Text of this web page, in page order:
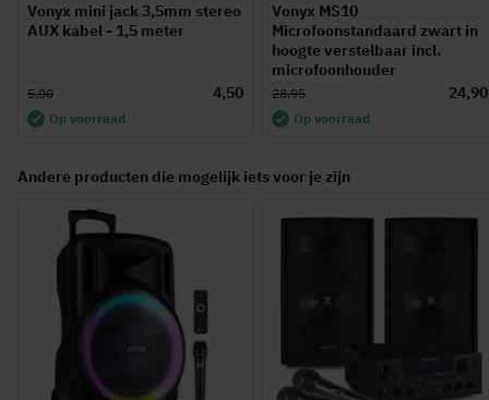
Vonyx mini jack 3,5mm stereo
AUX kabel - 1,5 meter
4,50
5,00
Op voorraad
Vonyx MS10
Microfoonstandaard zwart in
hoogte verstelbaar incl.
microfoonhouder
24,90
28,95
Op voorraad
Andere producten die mogelijk iets voor je zijn